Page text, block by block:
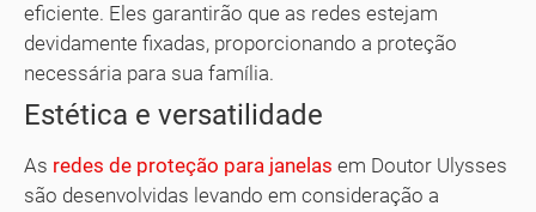
eficiente. Eles garantirão que as redes estejam
devidamente fixadas, proporcionando a proteção
necessária para sua família.
Estética e versatilidade
As redes de proteção para janelas em Doutor Ulysses
são desenvolvidas levando em consideração a